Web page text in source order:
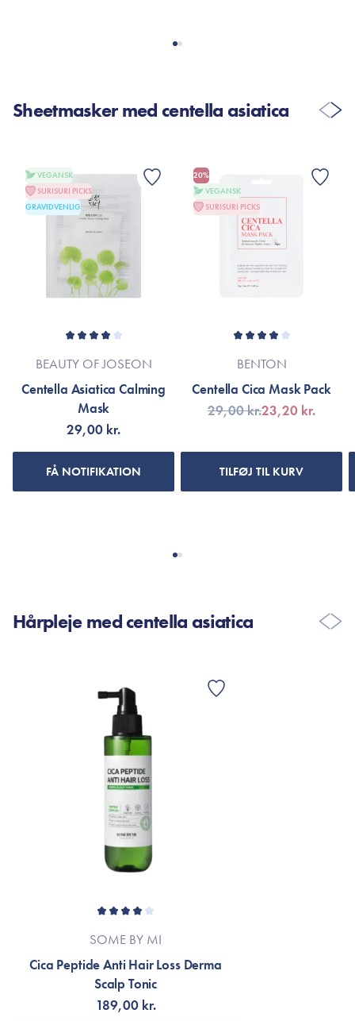
Sheetmasker med centella asiatica
VEGANSK
SURISURI PICKS
GRAVIDVENLIG
BEAUTY OF JOSEON
Centella Asiatica Calming
Mask
29,00 kr.
FÅ NOTIFIKATION
20%
VEGANSK
SURISURI PICKS
BENTON
Centella Cica Mask Pack
29,00 kr.23,20 kr.
TILFØJ TIL KURV
Hårpleje med centella asiatica
SOME BY MI
Cica Peptide Anti Hair Loss Derma
Scalp Tonic
189,00 kr.